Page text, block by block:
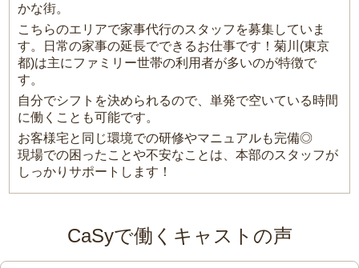
かな街。
こちらのエリアで家事代行のスタッフを募集していま
す。日常の家事の延長でできるお仕事です！菊川(東京
都)は主にファミリー世帯の利用者が多いのが特徴で
す。
自分でシフトを決められるので、単発で空いている時間
に働くことも可能です。
お客様宅と同じ環境での研修やマニュアルも完備◎
現場での困ったことや不安なことは、本部のスタッフが
しっかりサポートします！
CaSyで働くキャストの声